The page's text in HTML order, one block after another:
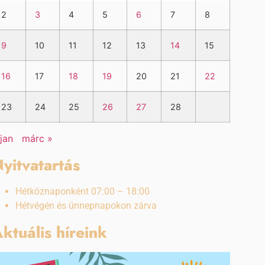
2 3 4 5 6 7 8
9 10 11 12 13 14 15
16 17 18 19 20 21 22
23 24 25 26 27 28
márc »
Hétköznaponként 07:00 – 18:00
Hétvégén és ünnepnapokon zárva
híreink